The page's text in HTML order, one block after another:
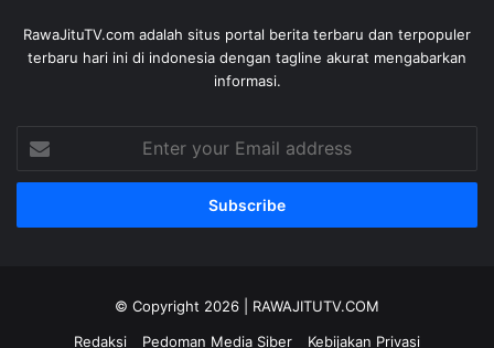
RawaJituTV.com adalah situs portal berita terbaru dan terpopuler
terbaru hari ini di indonesia dengan tagline akurat mengabarkan
informasi.
your
Email
© Copyright 2026 | RAWAJITUTV.COM
Redaksi
Pedoman Media Siber Kebijakan Privasi